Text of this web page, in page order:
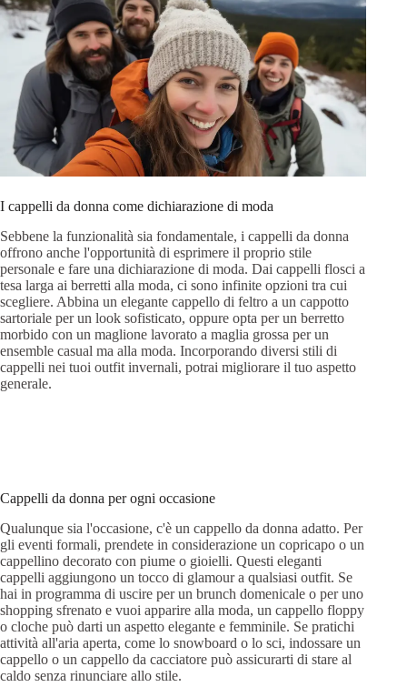
I cappelli da donna come dichiarazione di moda
Sebbene la funzionalità sia fondamentale, i cappelli da donna
offrono anche l'opportunità di esprimere il proprio stile
personale e fare una dichiarazione di moda. Dai cappelli flosci a
tesa larga ai berretti alla moda, ci sono infinite opzioni tra cui
scegliere. Abbina un elegante cappello di feltro a un cappotto
sartoriale per un look sofisticato, oppure opta per un berretto
morbido con un maglione lavorato a maglia grossa per un
ensemble casual ma alla moda. Incorporando diversi stili di
cappelli nei tuoi outfit invernali, potrai migliorare il tuo aspetto
generale.
Cappelli da donna per ogni occasione
Qualunque sia l'occasione, c'è un cappello da donna adatto. Per
gli eventi formali, prendete in considerazione un copricapo o un
cappellino decorato con piume o gioielli. Questi eleganti
cappelli aggiungono un tocco di glamour a qualsiasi outfit. Se
hai in programma di uscire per un brunch domenicale o per uno
shopping sfrenato e vuoi apparire alla moda, un cappello floppy
o cloche può darti un aspetto elegante e femminile. Se pratichi
attività all'aria aperta, come lo snowboard o lo sci, indossare un
cappello o un cappello da cacciatore può assicurarti di stare al
caldo senza rinunciare allo stile.